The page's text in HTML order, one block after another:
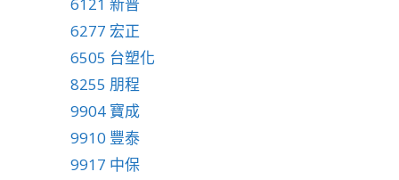
6277 宏正
6505 台塑化
8255 朋程
9904 寶成
9910 豐泰
9917 中保